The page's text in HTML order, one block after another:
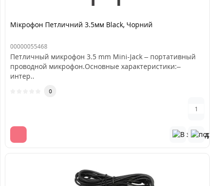
Мікрофон Петличний 3.5мм Black, Чорний
00000055468
Петличный микрофон 3.5 mm Mini-Jack – портативный
проводной микрофон.Основные характеристики:–
интер..
0